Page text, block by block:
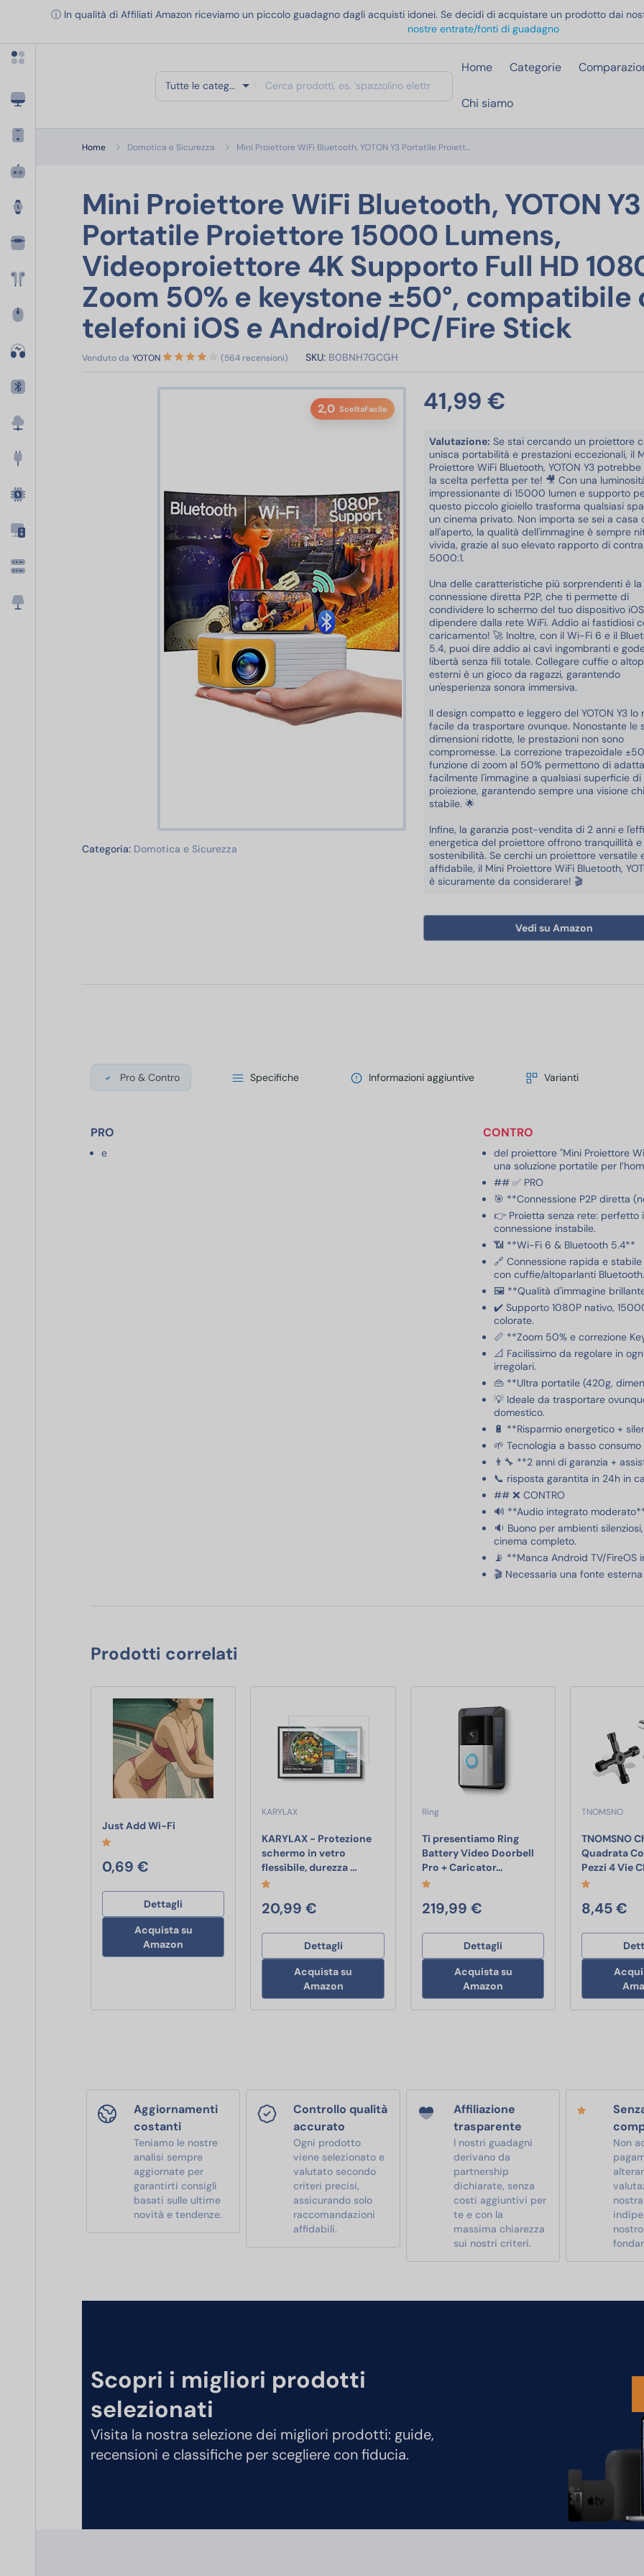
ⓘ In qualità di Affiliati Amazon riceviamo un piccolo guadagno dagli acquisti idonei. Se decidi di acquistare un prodotto dai
nostre entrate/fonti di guadagno
Tutte le categorie
Home Categorie
Chi siamo
Apri menu categorie
Home Domotica e Sicurezza Mini Proiettore WiFi Bluetooth, YOTON Y3 Portatile Proiett…
Mini Proiettore WiFi Bluetooth, YOTON Y3
Portatile Proiettore 15000 Lumens,
Videoproiettore 4K Supporto Full HD
Zoom 50% e keystone ±50°, compatibile
telefoni iOS e Android/PC/Fire Stick
Venduto da YOTON (564 recensioni) SKU: B0BNH7GCGH
2,0 SceltaFacile
Categoria: Domotica e Sicurezza
41,99 €
Valutazione: Se stai cercando un proiettore
unisca portabilità e prestazioni eccezionali, il
Proiettore WiFi Bluetooth, YOTON Y3
la scelta perfetta per te! 🎥 Con una
impressionante di 15000 lumen e supporto
questo piccolo gioiello trasforma qualsiasi
un cinema privato. Non importa se sei a casa
all'aperto, la qualità dell'immagine è sempre
vivida, grazie al suo elevato rapporto di
5000:1.
Una delle caratteristiche più sorprendenti è la
connessione diretta P2P, che ti permette di
condividere lo schermo del tuo dispositivo
dipendere dalla rete WiFi. Addio ai fastidiosi
caricamento! 🚀 Inoltre, con il Wi-Fi 6 e il
5.4, puoi dire addio ai cavi ingombranti e
libertà senza fili totale. Collegare cuffie o
esterni è un gioco da ragazzi, garantendo
un'esperienza sonora immersiva.
Il design compatto e leggero del YOTON Y3 lo
facile da trasportare ovunque. Nonostante le
dimensioni ridotte, le prestazioni non sono
compromesse. La correzione trapezoidale
funzione di zoom al 50% permettono di
facilmente l'immagine a qualsiasi superficie di
proiezione, garantendo sempre una visione
stabile. 🌟
Infine, la garanzia post-vendita di 2 anni e
energetica del proiettore offrono tranquillità e
sostenibilità. Se cerchi un proiettore versatile
affidabile, il Mini Proiettore WiFi Bluetooth,
è sicuramente da considerare! 🎬
Vedi su Amazon
Pro & Contro Specifiche Informazioni aggiuntive Varianti
PRO
e
CONTRO
del proiettore "Mini Proiettore
una soluzione portatile per
## ✅ PRO
🎯 **Connessione P2P diretta
👉 Proietta senza rete: perfetto
connessione instabile.
📶 **Wi-Fi 6 & Bluetooth 5.4**
🔗 Connessione rapida e
con cuffie/altoparlanti Bluetooth.
🖼️ **Qualità d'immagine
✔️ Supporto 1080P nativo,
colorate.
📏 **Zoom 50% e correzione
📐 Facilissimo da regolare in
irregolari.
👜 **Ultra portatile (420g,
💡 Ideale da trasportare
domestico.
🔋 **Risparmio energetico +
🌱 Tecnologia a basso
👨‍🔧 **2 anni di garanzia +
📞 risposta garantita in 24h in
## ❌ CONTRO
🔊 **Audio integrato
🔉 Buono per ambienti
cinema completo.
📡 **Manca Android TV/FireOS
🎬 Necessaria una fonte
Prodotti correlati
Just Add Wi-Fi
0,69 €
Dettagli
Acquista su
Amazon
KARYLAX
KARYLAX - Protezione
schermo in vetro
flessibile, durezza … KARYLAX - Protezione schermo in vetro flessibile,
20,99 €
Dettagli
Acquista su
Amazon
Ring
Ti presentiamo Ring
Battery Video Doorbell
Pro + Caricator…Ti presentiamo Ring Battery
219,99 €
Dettagli
Acquista su
Amazon
TNOMSNO
TNOMSNO
Quadrata
Pezzi 4 Vie
8,45 €
Aggiornamenti
costanti
Teniamo le nostre
analisi sempre
aggiornate per
garantirti consigli
basati sulle ultime
novità e tendenze.
Controllo qualità
accurato
Ogni prodotto
viene selezionato e
valutato secondo
criteri precisi,
assicurando solo
raccomandazioni
affidabili.
Affiliazione
trasparente
I nostri guadagni
derivano da
partnership
dichiarate, senza
costi aggiuntivi per
te e con la
massima chiarezza
sui nostri criteri.
Non
nostra
Scopri i migliori prodotti
selezionati
Visita la nostra selezione dei migliori prodotti: guide,
recensioni e classifiche per scegliere con fiducia.